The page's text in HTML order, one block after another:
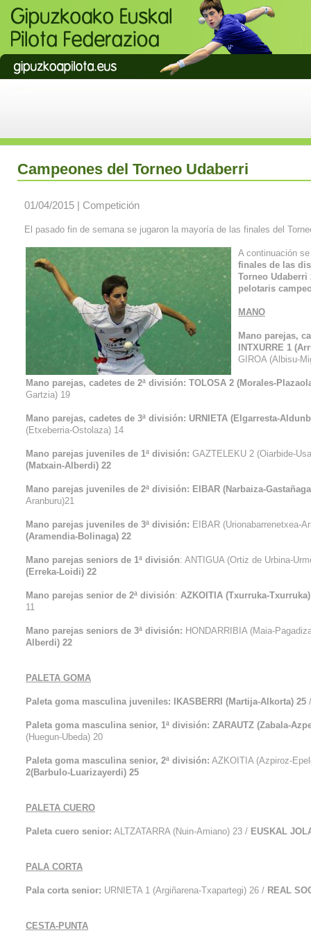
Campeones del Torneo Udaberri
01/04/2015 | Competición
El pasado fin de semana se jugaron la mayoría de las finales del
A continuación
finales de las
Torneo Udaberri
pelotaris
MANO
Mano parejas,
INTXURRE 1
GIROA (Albisu-
Mano parejas, cadetes de 2ª división: TOLOSA 2 (Morales-
Gartzia) 19
Mano parejas, cadetes de 3ª división: URNIETA (Elgarresta-
(Etxeberria-Ostolaza) 14
Mano parejas juveniles de 1ª división: GAZTELEKU 2 (Oiarbide-
(Matxain-Alberdi) 22
Mano parejas juveniles de 2ª división: EIBAR (Narbaiza-
Aranburu)21
Mano parejas juveniles de 3ª división: EIBAR (Urionabarrenetxea-
(Aramendia-Bolinaga) 22
Mano parejas seniors de 1ª división: ANTIGUA (Ortiz de Urbina-
(Erreka-Loidi) 22
Mano parejas senior de 2ª división: AZKOITIA (Txurruka-
11
Mano parejas seniors de 3ª división: HONDARRIBIA (Maia-
Alberdi) 22
PALETA GOMA
Paleta goma masculina juveniles: IKASBERRI (Martija-Alkorta) 25
Paleta goma masculina senior, 1ª división: ZARAUTZ (Zabala-
(Huegun-Ubeda) 20
Paleta goma masculina senior, 2ª división: AZKOITIA (Azpiroz-
2(Barbulo-Luarizayerdi) 25
PALETA CUERO
Paleta cuero senior: ALTZATARRA (Nuin-Amiano) 23 / EUSKAL
PALA CORTA
Pala corta senior: URNIETA 1 (Argiñarena-Txapartegi) 26 / REAL
CESTA-PUNTA